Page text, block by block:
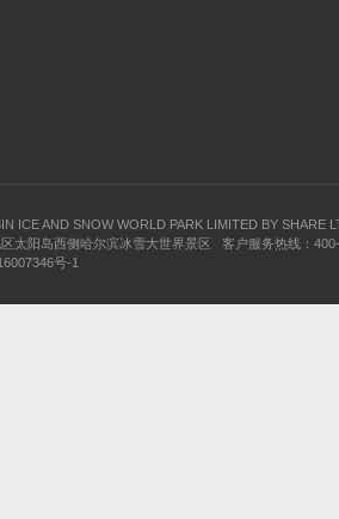
ICE AND SNOW WORLD PARK LIMITED BY SHARE
太阳岛西侧哈尔滨冰雪大世界景区 客户服务热线：
号-1